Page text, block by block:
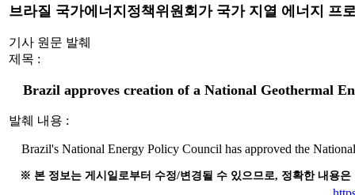
브라질 국가에너지정책위원회가 국가 지열 에너지 프
기사 원문 발췌
제목 :
Brazil approves creation of a National Geothermal
발췌 내용 :
Brazil's National Energy Policy Council has approved the
※ 본 정보는 게시일로부터 수정/변경될 수 있으므로, 정확한 내용